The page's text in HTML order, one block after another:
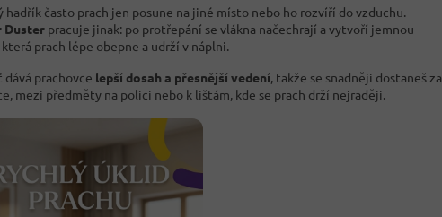
hadřík často prach jen posune na jiné místo nebo ho rozvíří do vzduchu.
Duster pracuje jinak: po protřepání se vlákna načechrají a vytvoří jemnou
prach lépe obepne a udrží v náplni.
dává prachovce lepší dosah a přesnější vedení, takže se snadněji dostaneš za
mezi předměty na polici nebo k lištám, kde se prach drží nejraději.